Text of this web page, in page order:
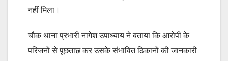
नहीं मिला।
चौक थाना प्रभारी नागेश उपाध्याय ने बताया कि आरोपी के
परिजनों से पूछताछ कर उसके संभावित ठिकानों की जानकारी